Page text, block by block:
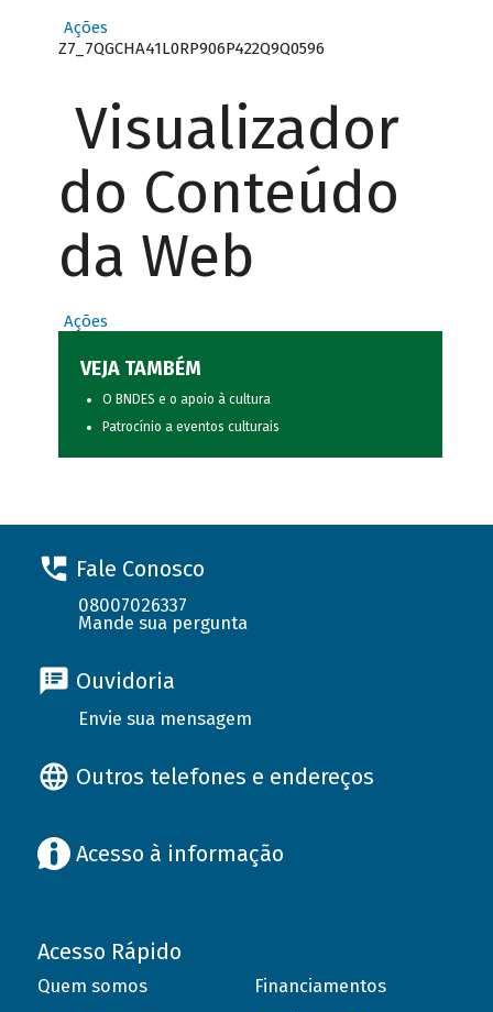
Ações
Z7_7QGCHA41L0RP906P422Q9Q0596
Visualizador
do Conteúdo
da Web
Ações
VEJA TAMBÉM
O BNDES e o apoio à cultura
Patrocínio a eventos culturais
Fale Conosco
08007026337
Mande sua pergunta
Ouvidoria
Envie sua mensagem
Outros telefones e endereços
Acesso à informação
Acesso Rápido
Quem somos
Financiamentos